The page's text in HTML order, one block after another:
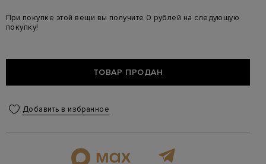
При покупке этой вещи вы получите 0 рублей на следующую
покупку!
ТОВАР ПРОДАН
Добавить в избранное